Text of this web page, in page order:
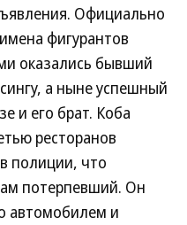
Официально
фигурантов
оказались бывший
а ныне успешный
и его брат. Коба
ресторанов
полиции, что
потерпевший. Он
автомобилем и